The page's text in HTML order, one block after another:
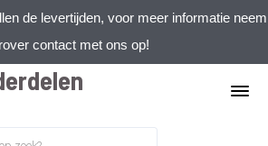
de levertijden, voor meer informatie neem
contact met ons op!